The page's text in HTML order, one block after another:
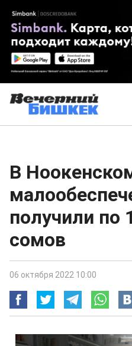
В
получили по
сомов
06 октября 2022 10:00